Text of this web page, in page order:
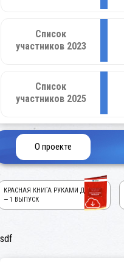
Список
участников 2023
Список
участников 2025
О проекте
КРАСНАЯ КНИГА РУКАМИ ДЕТЕЙ!
— 1 ВЫПУСК
sdf